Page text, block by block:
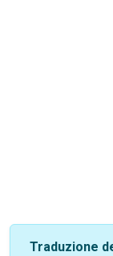
Traduzione